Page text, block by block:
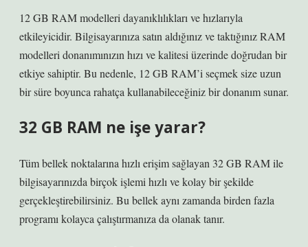
12 GB RAM modelleri dayanıklılıkları ve hızlarıyla
etkileyicidir. Bilgisayarınıza satın aldığınız ve taktığınız RAM
modelleri donanımınızın hızı ve kalitesi üzerinde doğrudan bir
etkiye sahiptir. Bu nedenle, 12 GB RAM’i seçmek size uzun
bir süre boyunca rahatça kullanabileceğiniz bir donanım sunar.
32 GB RAM ne işe yarar?
Tüm bellek noktalarına hızlı erişim sağlayan 32 GB RAM ile
bilgisayarınızda birçok işlemi hızlı ve kolay bir şekilde
gerçekleştirebilirsiniz. Bu bellek aynı zamanda birden fazla
programı kolayca çalıştırmanıza da olanak tanır.